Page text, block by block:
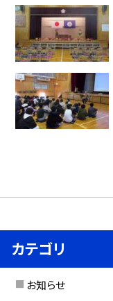
カテゴリ
お知らせ